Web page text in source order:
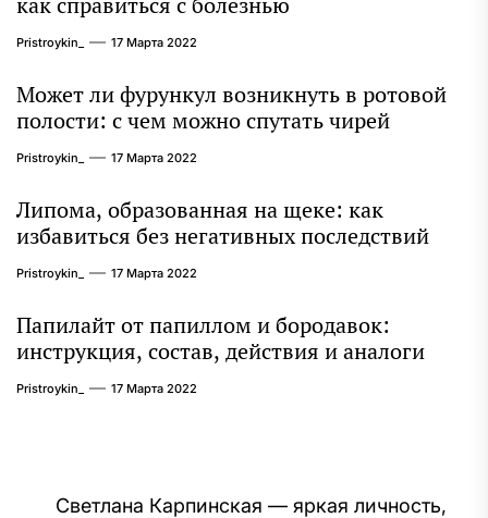
Pristroykin_ 17 Марта 2022
Может ли фурункул возникнуть в ротовой
полости: с чем можно спутать чирей
Pristroykin_ 17 Марта 2022
Липома, образованная на щеке: как
избавиться без негативных последствий
Pristroykin_ 17 Марта 2022
Папилайт от папиллом и бородавок:
инструкция, состав, действия и аналоги
Pristroykin_ 17 Марта 2022
Навигация
Светлана Карпинская — яркая личность,